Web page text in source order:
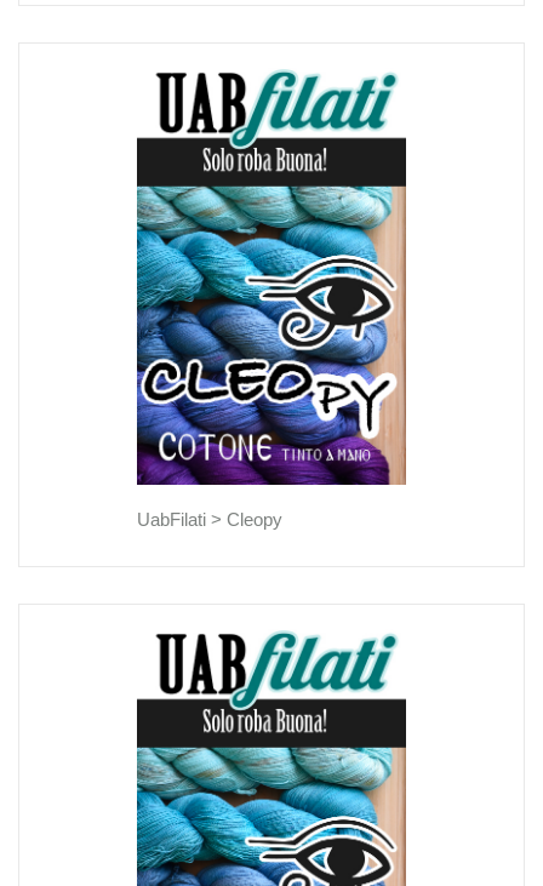
UabFilati > Cleopy